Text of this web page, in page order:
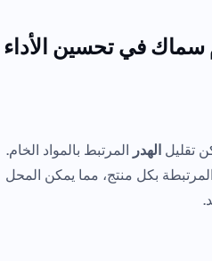
سماك في تحسين الأداء
تقليل الهدر المرتبط بالمواد الخام.
المرتبطة بكل منتج، مما يمكن المحل